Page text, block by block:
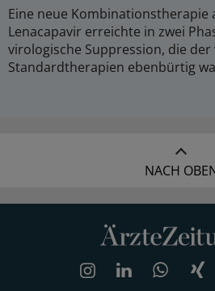
Eine neue Kombinationstherapie
Lenacapavir erreichte in zwei
virologische Suppression, die der
Standardtherapien ebenbürtig
NACH